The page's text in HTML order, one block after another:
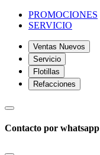
PROMOCIONES
SERVICIO
Ventas Nuevos
Servicio
Flotillas
Refacciones
Contacto por whatsapp